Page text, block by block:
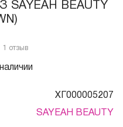
BEAUTY
1 отзыв
ХГ000005207
SAYEAH BEAUTY